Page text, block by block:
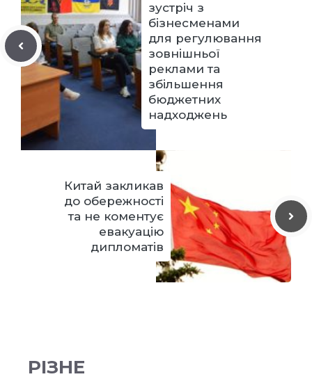
зустріч з
бізнесменами
для регулювання
зовнішньої
реклами та
збільшення
бюджетних
надходжень
Китай закликав
до обережності
та не коментує
евакуацію
дипломатів
РІЗНЕ